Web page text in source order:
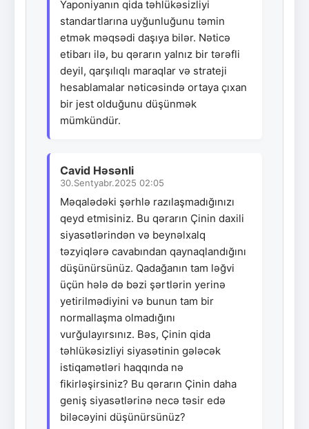
Yaponiyanın qida təhlükəsizliyi
standartlarına uyğunluğunu təmin
etmək məqsədi daşıya bilər. Nəticə
etibarı ilə, bu qərarın yalnız bir tərəfli
deyil, qarşılıqlı maraqlar və strateji
hesablamalar nəticəsində ortaya çıxan
bir jest olduğunu düşünmək
mümkündür.
Cavid Həsənli
30.Sentyabr.2025 02:05
Məqalədəki şərhlə razılaşmadığınızı
qeyd etmisiniz. Bu qərarın Çinin daxili
siyasətlərindən və beynəlxalq
təzyiqlərə cavabından qaynaqlandığını
düşünürsünüz. Qadağanın tam ləğvi
üçün hələ də bəzi şərtlərin yerinə
yetirilmədiyini və bunun tam bir
normallaşma olmadığını
vurğulayırsınız. Bəs, Çinin qida
təhlükəsizliyi siyasətinin gələcək
istiqamətləri haqqında nə
fikirləşirsiniz? Bu qərarın Çinin daha
geniş siyasətlərinə necə təsir edə
biləcəyini düşünürsünüz?